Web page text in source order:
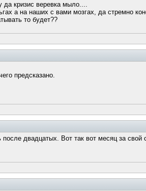
да кризис веревка мыло....
а на наших с вами мозгах, да стремно
то будет??
предсказано.
двадцатых. Вот так вот месяц за